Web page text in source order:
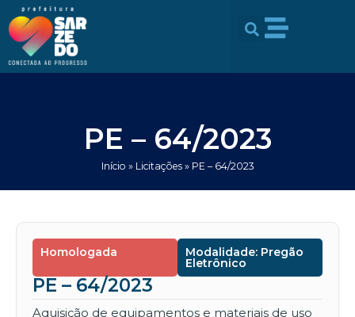
conteúdo
para
conteúdo
PE – 64/2023
Início » Licitações» PE – 64/2023
Homologada Modalidade: Pregão
Eletrônico
PE – 64/2023
Aquisição de equipamentos e materiais de uso